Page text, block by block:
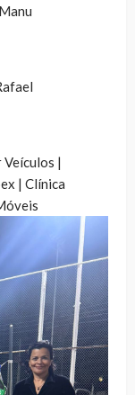
|
| Clínica